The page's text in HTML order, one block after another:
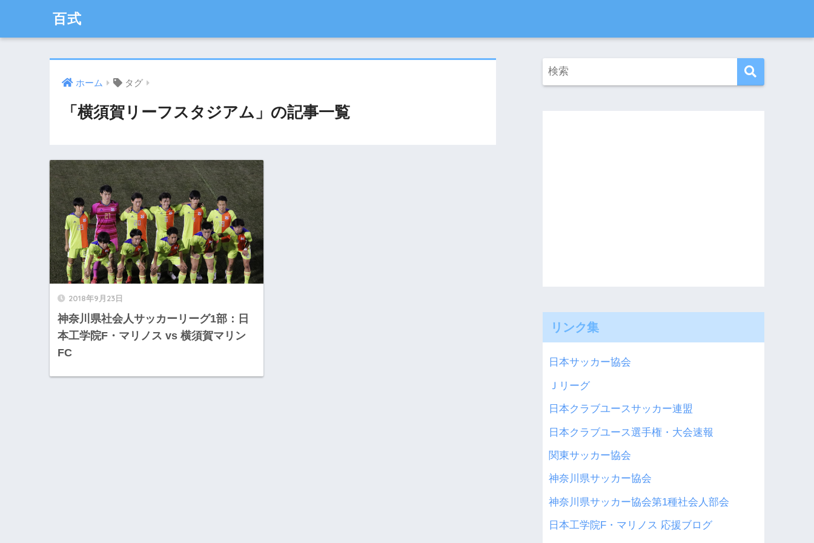
百式
ホーム タグ
「横須賀リーフスタジアム」の記事一覧
2018年9月23日
神奈川県社会人サッカーリーグ1部：日
本工学院F・マリノス vs 横須賀マリン
FC
リンク集
日本サッカー協会
Ｊリーグ
日本クラブユースサッカー連盟
日本クラブユース選手権・大会速報
関東サッカー協会
神奈川県サッカー協会
神奈川県サッカー協会第1種社会人部会
日本工学院F・マリノス 応援ブログ